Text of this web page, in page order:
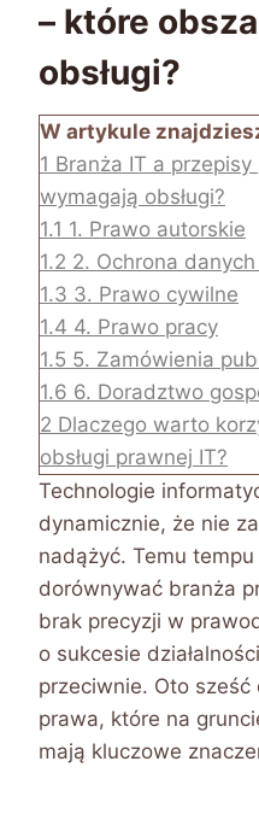
– które
obsługi?
W artykule
1 Branża IT a
wymagają obsługi?
1.1 1. Prawo autorskie
1.2 2. Ochrona
1.3 3. Prawo cywilne
1.4 4. Prawo pracy
1.5 5. Zamówienia
1.6 6. Doradztwo
2 Dlaczego warto
obsługi prawnej IT?
Technologie
dynamicznie, że nie
nadążyć. Temu
dorównywać branża
brak precyzji w
o sukcesie
przeciwnie. Oto
prawa, które na
mają kluczowe